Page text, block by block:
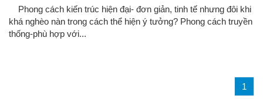
Phong cách kiến trúc hiện đại- đơn giản, tinh tế nhưng đôi khi
khá nghèo nàn trong cách thể hiện ý tưởng? Phong cách truyền
thống-phù hợp với...
1